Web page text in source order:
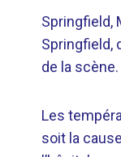
Springfield,
Springfield,
de la scène.
Les
soit la